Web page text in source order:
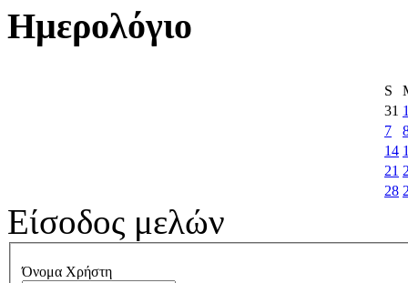
Ημερολόγιο
S
31
7
14
21
28
Είσοδος μελών
Όνομα Χρήστη